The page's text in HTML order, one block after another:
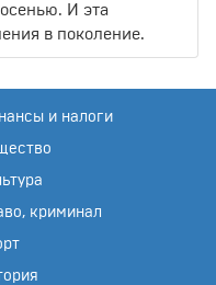
И эта
в поколение.
и налоги
криминал